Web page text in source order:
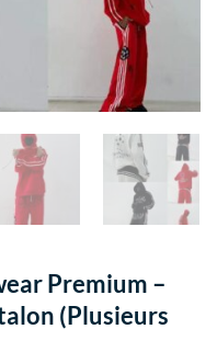
Premium –
(Plusieurs